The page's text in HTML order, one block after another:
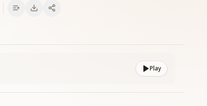
Play